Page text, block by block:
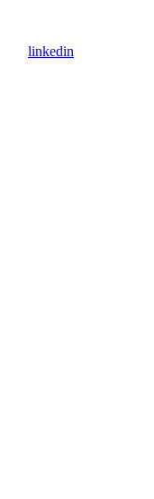
linkedin